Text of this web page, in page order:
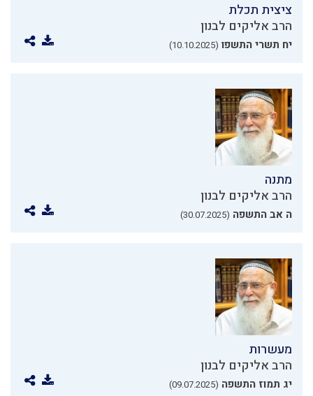
ציצית תכלת
הרב אליקים לבנון
יח תשרי התשפו (10.10.2025)
מתנה
הרב אליקים לבנון
ה אב התשפה (30.07.2025)
מעשרות
הרב אליקים לבנון
יג תמוז התשפה (09.07.2025)